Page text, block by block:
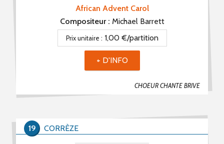
African Advent Carol
CHOEUR CHANTE BRIVE
Compositeur : Michael Barrett
Prix unitaire : 1,00 €/partition
+ D'INFO
CORRÈZE
19